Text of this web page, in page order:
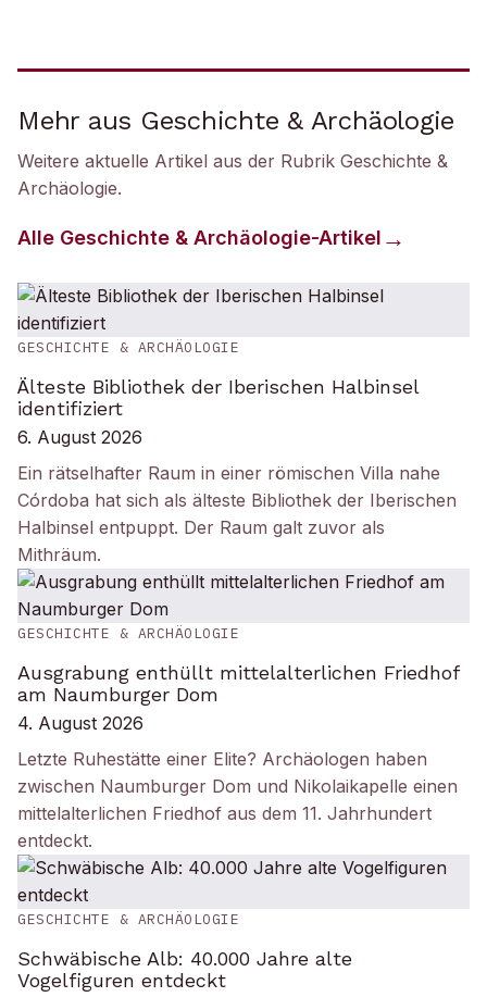
Mehr aus Geschichte & Archäologie
Weitere aktuelle Artikel aus der Rubrik Geschichte &
Archäologie.
Alle Geschichte & Archäologie-Artikel
GESCHICHTE & ARCHÄOLOGIE
Älteste Bibliothek der Iberischen Halbinsel
identifiziert
6. August 2026
Ein rätselhafter Raum in einer römischen Villa nahe
Córdoba hat sich als älteste Bibliothek der Iberischen
Halbinsel entpuppt. Der Raum galt zuvor als
Mithräum.
GESCHICHTE & ARCHÄOLOGIE
Ausgrabung enthüllt mittelalterlichen Friedhof
am Naumburger Dom
4. August 2026
Letzte Ruhestätte einer Elite? Archäologen haben
zwischen Naumburger Dom und Nikolaikapelle einen
mittelalterlichen Friedhof aus dem 11. Jahrhundert
entdeckt.
GESCHICHTE & ARCHÄOLOGIE
Schwäbische Alb: 40.000 Jahre alte
Vogelfiguren entdeckt